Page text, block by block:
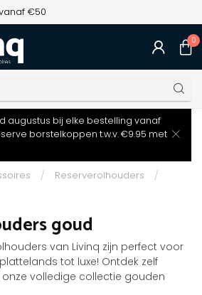
€50
0
augustus bij elke bestelling vanaf
borstelkoppen t.w.v. €9.95 met
/ Reserverolhouders
/
goud
van Livinq zijn perfect voor
tot luxe! Ontdek zelf
volledige collectie gouden